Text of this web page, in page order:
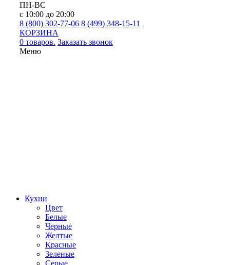
ПН-ВС
с 10:00 до 20:00
8 (800) 302-77-06 8 (499) 348-15-11
КОРЗИНА
0 товаров. Заказать звонок
Меню
Кухни
Цвет
Белые
Черные
Желтые
Красные
Зеленые
Серые